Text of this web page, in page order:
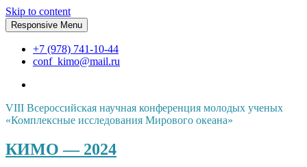
Skip to content
Responsive Menu
+7 (978) 741-10-44
conf_kimo@mail.ru
VIII Всероссийская научная конференция молодых ученых
«Комплексные исследования Мирового океана»
КИМО — 2024